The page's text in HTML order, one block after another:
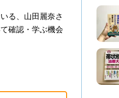
る、山田麗奈さ
確認・学ぶ機会